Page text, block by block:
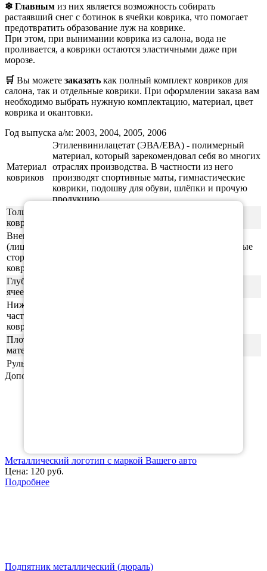
❄ Главным из них является возможность собирать
растаявший снег с ботинок в ячейки коврика, что помогает
предотвратить образование луж на коврике.
При этом, при вынимании коврика из салона, вода не
проливается, а коврики остаются эластичными даже при
морозе.
🛒 Вы можете заказать как полный комплект ковриков для
салона, так и отдельные коврики. При оформлении заказа вам
необходимо выбрать нужную комплектацию, материал, цвет
коврика и окантовки.
Год выпуска а/м: 2003, 2004, 2005, 2006
Материал
ковриков
Этиленвинилацетат (ЭВА/ЕВА) - полимерный
материал, который зарекомендовал себя во многих
отраслях производства. В частности из него
производят спортивные маты, гимнастические
коврики, подошву для обуви, шлёпки и прочую
продукцию.
Толщина
ковриков
Внешняя
(лицевая)
сторона
ковриков
ячейки СОТЫ/РОМБ (напоминающие пчелиные
Глубина
ячеек
Нижняя
часть
ковриков
Плотность
материала
Руль
Дополнительные аксессуары
Металлический логотип с маркой Вашего авто
Цена: 120 руб.
Подробнее
Подпятник металлический (дюраль)